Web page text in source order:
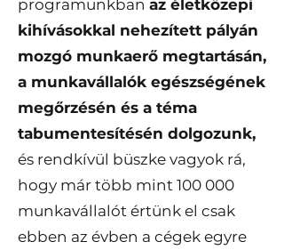
programunkban az életközepi
kihívásokkal nehezített pályán
mozgó munkaerő megtartásán,
a munkavállalók egészségének
megőrzésén és a téma
tabumentesítésén dolgozunk,
és rendkívül büszke vagyok rá,
hogy már több mint 100 000
munkavállalót értünk el csak
ebben az évben a cégek egyre